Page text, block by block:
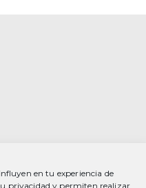
en tu experiencia de
privacidad y permiten realizar